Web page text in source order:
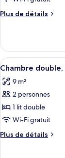
type
de
Chambre
double
Plus de détails
Plus
Chambre
double
Afficher
toutes
les
photos
pour
ce
type
de
6
Chambre
9 m²
2 personnes
1 lit double
Wi-Fi gratuit
Plus de détails
Plus